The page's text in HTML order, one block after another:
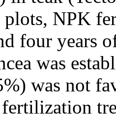
NPK
four years
was
was not